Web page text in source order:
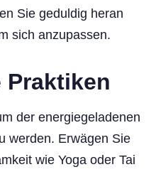
Sie geduldig heran
sich anzupassen.
der energiegeladenen
werden. Erwägen Sie
wie Yoga oder Tai